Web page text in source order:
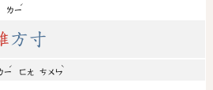
ㄌㄧ
ˊ
方寸
ㄧ
ˊ
ㄈㄤ ㄘㄨㄣ
ˋ